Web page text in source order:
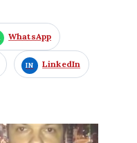
WhatsApp
LinkedIn